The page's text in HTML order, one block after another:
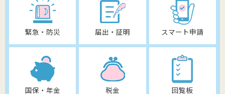
緊急・防災 届出・証明 スマート申請
国保・年金 税金 回覧板